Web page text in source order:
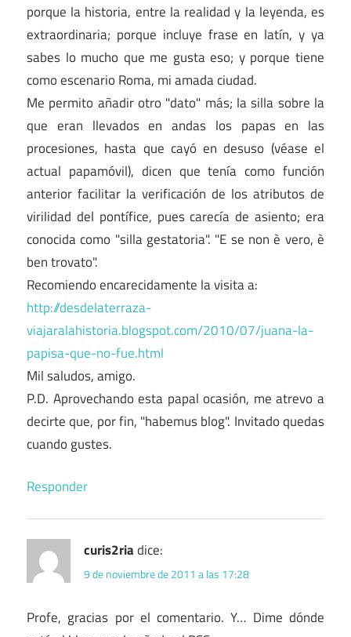
porque la historia, entre la realidad y la leyenda, es
extraordinaria; porque incluye frase en latín, y ya
sabes lo mucho que me gusta eso; y porque tiene
como escenario Roma, mi amada ciudad.
Me permito añadir otro "dato" más; la silla sobre la
que eran llevados en andas los papas en las
procesiones, hasta que cayó en desuso (véase el
actual papamóvil), dicen que tenía como función
anterior facilitar la verificación de los atributos de
virilidad del pontífice, pues carecía de asiento; era
conocida como "silla gestatoria". "E se non è vero, è
ben trovato".
Recomiendo encarecidamente la visita a:
http://desdelaterraza-
viajaralahistoria.blogspot.com/2010/07/juana-la-
papisa-que-no-fue.html
Mil saludos, amigo.
P.D. Aprovechando esta papal ocasión, me atrevo a
decirte que, por fin, "habemus blog". Invitado quedas
cuando gustes.
Responder
curis2riadice:
9 de noviembre de 2011 a las 17:28
Profe, gracias por el comentario. Y… Dime dónde